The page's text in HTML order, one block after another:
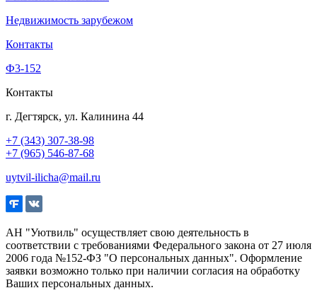
Недвижимость зарубежом
Контакты
Ф3-152
Контакты
г. Дегтярск, ул. Калинина 44
+7 (343) 307-38-98
+7 (965) 546-87-68
uytvil-ilicha@mail.ru
АН "Уютвиль" осуществляет свою деятельность в
соответствии с требованиями Федерального закона от 27 июля
2006 года №152-ФЗ "О персональных данных". Оформление
заявки возможно только при наличии согласия на обработку
Ваших персональных данных.